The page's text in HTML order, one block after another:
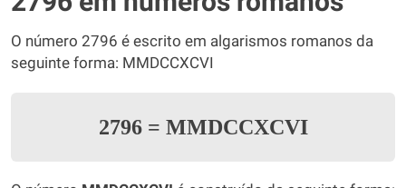
O número 2796 é escrito em algarismos romanos da
seguinte forma: MMDCCXCVI
2796 = MMDCCXCVI